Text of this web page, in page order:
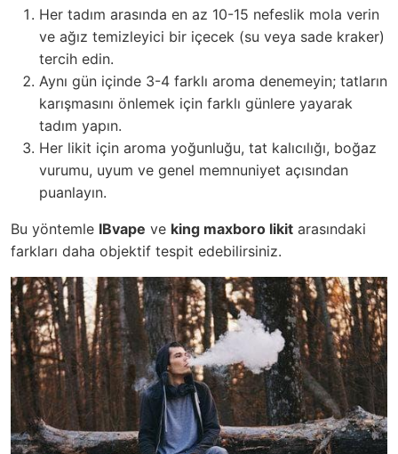
Her tadım arasında en az 10-15 nefeslik mola verin
ve ağız temizleyici bir içecek (su veya sade kraker)
tercih edin.
Aynı gün içinde 3-4 farklı aroma denemeyin; tatların
karışmasını önlemek için farklı günlere yayarak
tadım yapın.
Her likit için aroma yoğunluğu, tat kalıcılığı, boğaz
vurumu, uyum ve genel memnuniyet açısından
puanlayın.
Bu yöntemle IBvape ve king maxboro likit arasındaki
farkları daha objektif tespit edebilirsiniz.